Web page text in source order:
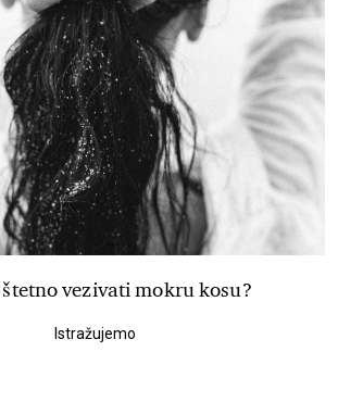
vezivati mokru kosu?
Istražujemo